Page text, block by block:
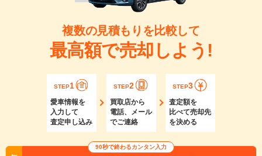
複数の見積もりを比較して
最高額で売却しよう!
STEP1
愛車情報を
入力して
査定申し込み
STEP2
買取店から
電話、メール
でご連絡
STEP3
査定額を
比べて売却先
を決める
90秒で終わるカンタン入力